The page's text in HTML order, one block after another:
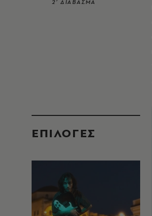
2’ ΔΙΑΒΑΣΜΑ
EΠΙΛΟΓΈΣ